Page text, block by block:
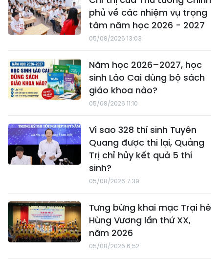
phủ về các nhiệm vụ trọng
tâm năm học 2026 - 2027
05/08/2026 13:03
Năm học 2026–2027, học
sinh Lào Cai dùng bộ sách
giáo khoa nào?
05/08/2026 11:10
Vì sao 328 thí sinh Tuyên
Quang được thi lại, Quảng
Trị chỉ hủy kết quả 5 thí
sinh?
05/08/2026 7:39
Tưng bừng khai mạc Trại hè
Hùng Vương lần thứ XX,
năm 2026
05/08/2026 6:52